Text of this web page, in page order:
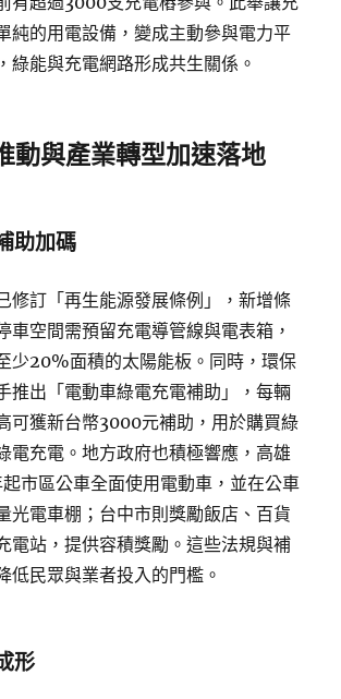
純的用電設備，變成主動參與電力平
綠能與充電網路形成共生關係。
動與產業轉型加速落地
助加碼
修訂「再生能源發展條例」，新增條
車空間需預留充電導管線與電表箱，
少20%面積的太陽能板。同時，環保
推出「電動車綠電充電補助」，每輛
可獲新台幣3000元補助，用於購買綠
電充電。地方政府也積極響應，高雄
市區公車全面使用電動車，並在公車
光電車棚；台中市則獎勵飯店、百貨
電站，提供容積獎勵。這些法規與補
低民眾與業者投入的門檻。
形